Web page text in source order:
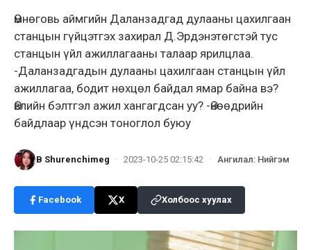
Өмнөговь аймгийн Даланзадгад дулааны цахилгаан
станцын гүйцэтгэх захирал Д.Эрдэнэтөгстэй тус
станцын үйл ажиллагааны талаар ярилцлаа.
-Даланзадгадын дулааны цахилгаан станцын үйл
ажиллагаа, бодит нөхцөл байдал ямар байна вэ?
Өвлийн бэлтгэл ажил хангагдсан уу? -Өнөөдрийн
байдлаар үндсэн тоноглол буюу
B Shurenchimeg · 2023-10-25 02:15:42 · Ангилал: Нийгэм
Facebook X Холбоос хуулах